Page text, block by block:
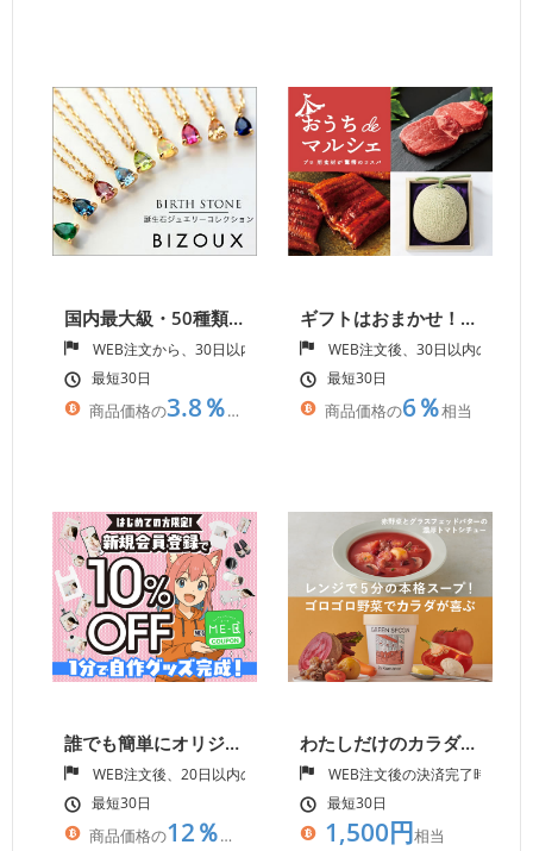
国内最大級・50種類以上の宝石が揃うジュエリーブランド【Bizoux（ビズー）】
WEB注文から、30日以内の入金確認
最短30日
商品価格の3.8％相当
ギフトはおまかせ！【サンクゼール&久世福商店オンラインショップ】
WEB注文後、30日以内の入金
最短30日
商品価格の6％相当
誰でも簡単にオリジナルグッズを1個から作れて販売できるME-Q（メーク）
WEB注文後、20日以内の入金確認
最短30日
商品価格の12％相当
わたしだけのカラダ。わたしだけの野菜。 パーソナルフード【GREEN SPOON】
WEB注文後の決済完了時点
最短30日
1,500円相当